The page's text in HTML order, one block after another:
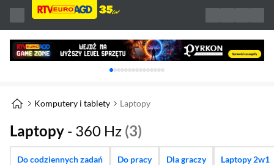
Karuzela z banerami, aktualny element 1 z
Komputery i tablety Laptopy
Laptopy - 360 Hz (3)
Do codziennych zadań Do pracy Dla graczy Laptopy 2w1